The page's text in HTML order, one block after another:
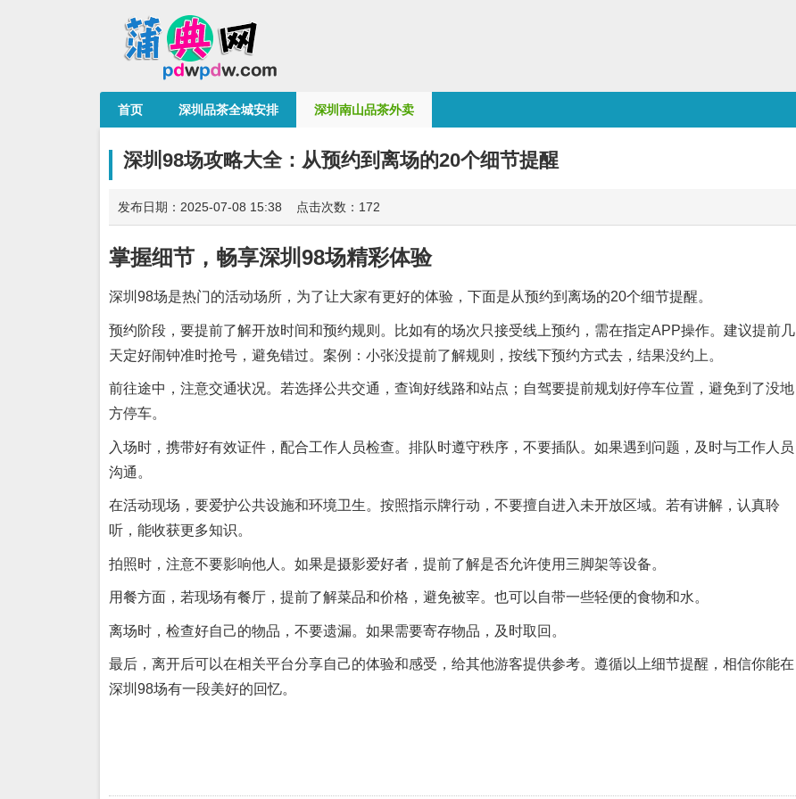
首页 深圳品茶全城安排 深圳南山品茶外卖
深圳98场攻略大全：从预约到离场的20个细节提醒
发布日期：2025-07-08 15:38 点击次数：172
掌握细节，畅享深圳98场精彩体验
深圳98场是热门的活动场所，为了让大家有更好的体验，下面是从预约到离场的20个细节提醒。
预约阶段，要提前了解开放时间和预约规则。比如有的场次只接受线上预约，需在指定APP操作。建议提前几
天定好闹钟准时抢号，避免错过。案例：小张没提前了解规则，按线下预约方式去，结果没约上。
前往途中，注意交通状况。若选择公共交通，查询好线路和站点；自驾要提前规划好停车位置，避免到了没地
方停车。
入场时，携带好有效证件，配合工作人员检查。排队时遵守秩序，不要插队。如果遇到问题，及时与工作人员
沟通。
在活动现场，要爱护公共设施和环境卫生。按照指示牌行动，不要擅自进入未开放区域。若有讲解，认真聆
听，能收获更多知识。
拍照时，注意不要影响他人。如果是摄影爱好者，提前了解是否允许使用三脚架等设备。
用餐方面，若现场有餐厅，提前了解菜品和价格，避免被宰。也可以自带一些轻便的食物和水。
离场时，检查好自己的物品，不要遗漏。如果需要寄存物品，及时取回。
最后，离开后可以在相关平台分享自己的体验和感受，给其他游客提供参考。遵循以上细节提醒，相信你能在
深圳98场有一段美好的回忆。